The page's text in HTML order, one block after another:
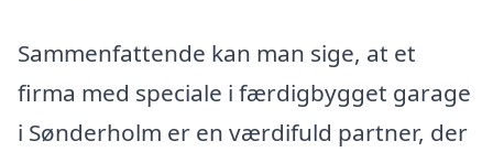
Sammenfattende kan man sige, at et
firma med speciale i færdigbygget garage
i Sønderholm er en værdifuld partner, der